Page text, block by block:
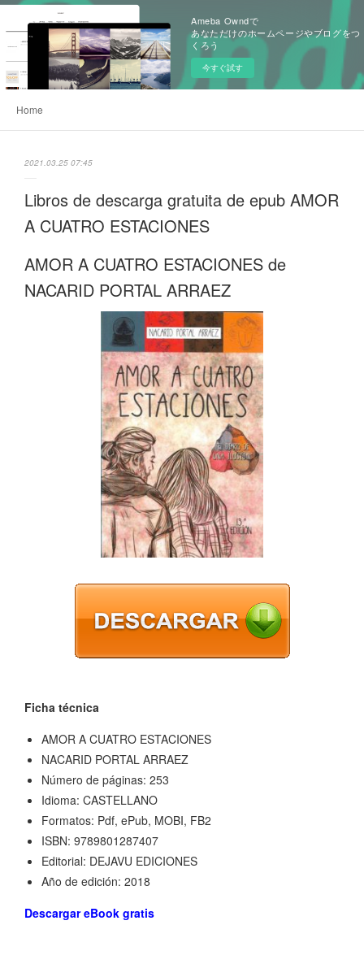
Ameba Owndで
あなただけのホームページやブログをつ
くろう
今すぐ試す
Home
2021.03.25 07:45
Libros de descarga gratuita de epub AMOR
A CUATRO ESTACIONES
AMOR A CUATRO ESTACIONES de
NACARID PORTAL ARRAEZ
Ficha técnica
AMOR A CUATRO ESTACIONES
NACARID PORTAL ARRAEZ
Número de páginas: 253
Idioma: CASTELLANO
Formatos: Pdf, ePub, MOBI, FB2
ISBN: 9789801287407
Editorial: DEJAVU EDICIONES
Año de edición: 2018
Descargar eBook gratis